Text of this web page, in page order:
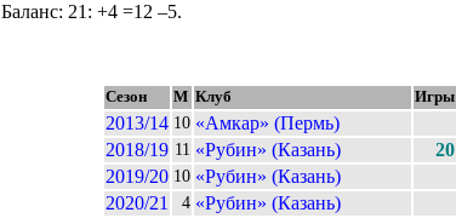
Баланс: 21: +4 =12 –5.
Сезон М Клуб Игры
2013/14 10 «Амкар» (Пермь)
2018/19 11 «Рубин» (Казань) 20
2019/20 10 «Рубин» (Казань)
2020/21
4 «Рубин» (Казань)